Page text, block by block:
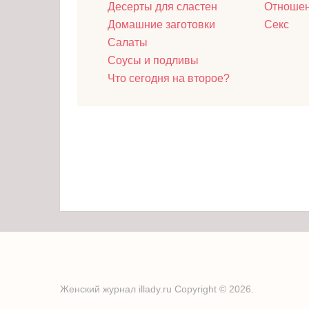
Десерты для сластен
Домашние заготовки
Салаты
Соусы и подливы
Что сегодня на второе?
Секс
Женский журнал illady.ru Copyright © 2026.